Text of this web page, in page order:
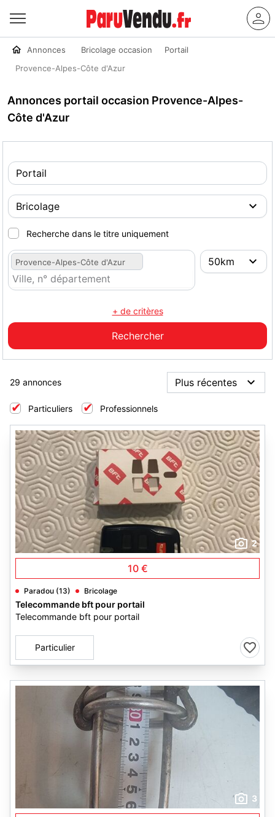
Annonces Bricolage occasion
Portail
Provence-Alpes-Côte d'Azur
Annonces portail occasion Provence-Alpes-
Côte d'Azur
Recherche dans le titre uniquement
Provence-Alpes-Côte d'Azur
+ de critères
29 annonces
Particuliers Professionnels
2
10 €
Paradou (13) Bricolage
Telecommande bft pour portail
Telecommande bft pour portail
Particulier
3